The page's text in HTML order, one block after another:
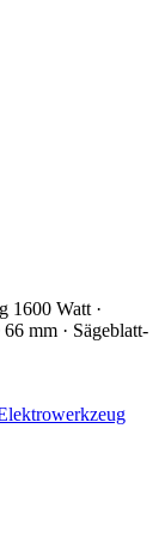
1600 Watt ·
mm · Sägeblatt-